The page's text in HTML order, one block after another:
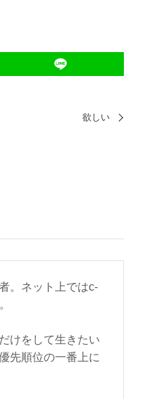
欲しい
。ネット上ではc-
けをして生きたい
先順位の一番上に